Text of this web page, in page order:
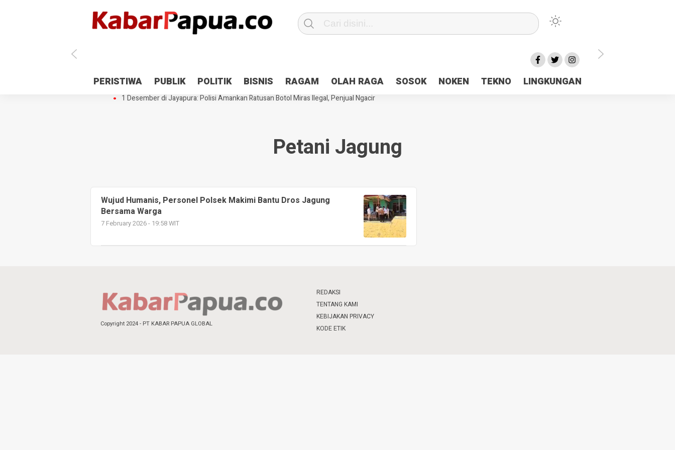
PERISTIWA PUBLIK POLITIK BISNIS RAGAM OLAH RAGA SOSOK NOKEN TEKNO LINGKUNGAN
Antisipasi 1 Desember, TNI Polri Patroli 2×24 jam di Kota Jayapura
Pesan Sejuk Polri di Deklarasi Pemilu Ceria Tanah Papua
Gedung Perpustakaan SMPN 5 Sentani Terbakar
Hibah Pilkada Jayapura Cair 10 Persen, Deposit Kas Daerah Rp23 Miliar Disorot
1 Desember di Jayapura: Polisi Amankan Ratusan Botol Miras Ilegal, Penjual Ngacir
Petani Jagung
Wujud Humanis, Personel Polsek Makimi Bantu Dros Jagung
Bersama Warga
7 February 2026 - 19:58 WIT
Copyright 2024 - PT KABAR PAPUA GLOBAL
REDAKSI
TENTANG KAMI
KEBIJAKAN PRIVACY
KODE ETIK